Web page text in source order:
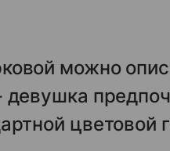
можно
цветовой